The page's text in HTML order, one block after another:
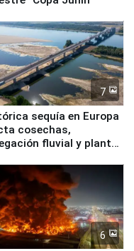
7
sequía en Europa
cosechas,
fluvial y plantas
6